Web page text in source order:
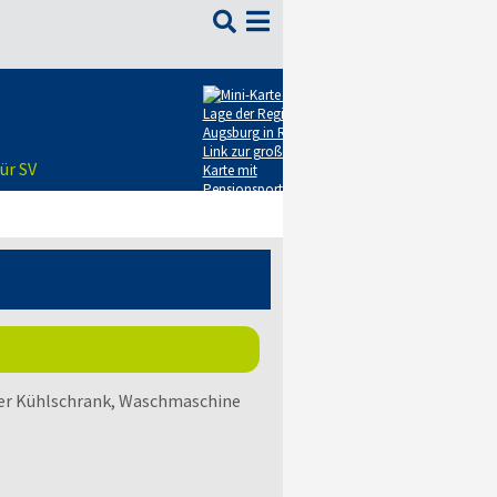

SV
Waschmaschine